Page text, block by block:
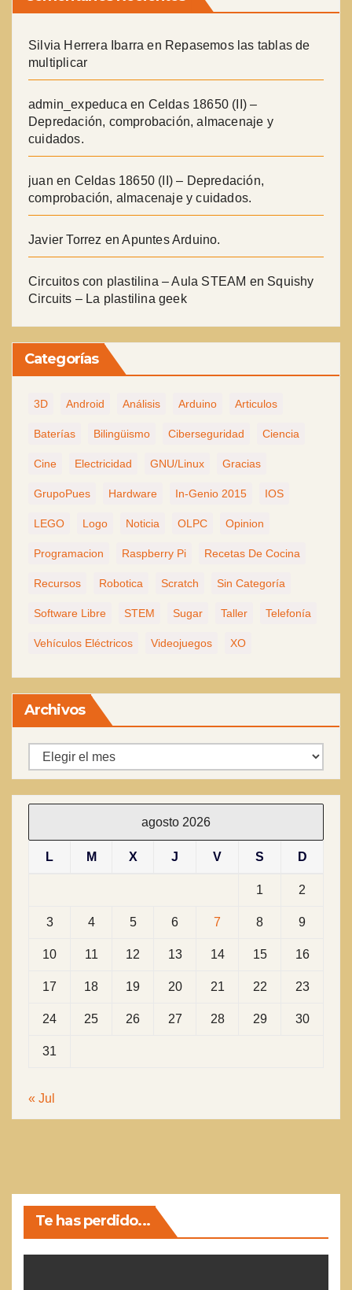
Silvia Herrera Ibarra en Repasemos las tablas de
multiplicar
admin_expeduca en Celdas 18650 (II) –
Depredación, comprobación, almacenaje y
cuidados.
juan en Celdas 18650 (II) – Depredación,
comprobación, almacenaje y cuidados.
Javier Torrez enApuntes Arduino.
Circuitos con plastilina – Aula STEAM en Squishy
Circuits – La plastilina geek
Categorías
3D Android Análisis Arduino Articulos
Baterías Bilingüismo Ciberseguridad Ciencia
Cine Electricidad GNU/Linux Gracias
GrupoPues Hardware In-Genio 2015 IOS
LEGO Logo Noticia OLPC Opinion
Programacion Raspberry Pi Recetas De Cocina
Recursos Robotica Scratch Sin Categoría
Software Libre STEM Sugar Taller Telefonía
Vehículos Eléctricos Videojuegos XO
Archivos
Archivos
agosto 2026
L M X J V S D
1 2
3 4 5 6 7 8 9
10 11 12 13 14 15 16
17 18 19 20 21 22 23
24 25 26 27 28 29 30
31
« Jul
Te has perdido...